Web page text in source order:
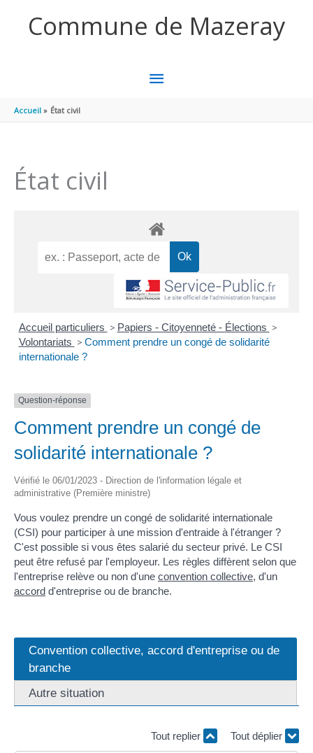
Commune de Mazeray
MENU
Accueil État civil
État civil
Accueil particuliers > Papiers - Citoyenneté - Élections >
Volontariats > Comment prendre un congé de solidarité
internationale ?
Question-réponse
Comment prendre un congé de
solidarité internationale ?
Vérifié le 06/01/2023 - Direction de l'information légale et
administrative (Première ministre)
Vous voulez prendre un congé de solidarité internationale
(CSI) pour participer à une mission d'entraide à l'étranger ?
C'est possible si vous êtes salarié du secteur privé. Le CSI
peut être refusé par l'employeur. Les règles diffèrent selon que
l'entreprise relève ou non d'une convention collective, d'un
accord d'entreprise ou de branche.
Convention collective, accord d'entreprise ou de
branche
Autre situation
Tout replier Tout déplier